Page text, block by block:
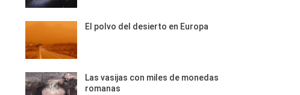
El polvo del desierto en Europa
Las vasijas con miles de monedas
romanas